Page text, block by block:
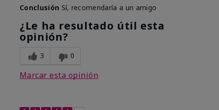
Conclusión Sí, recomendaría a un amigo
¿Le ha resultado útil esta
opinión?
3 0
Marcar esta opinión